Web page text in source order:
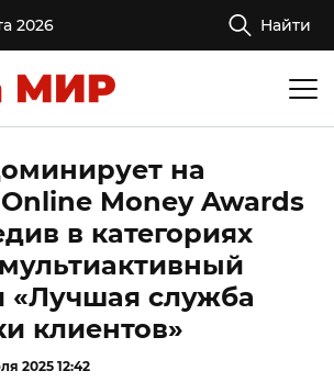
2026 Найти
на
Money Awards
в категориях
«Лучшая служба
клиентов»
2025 12:42